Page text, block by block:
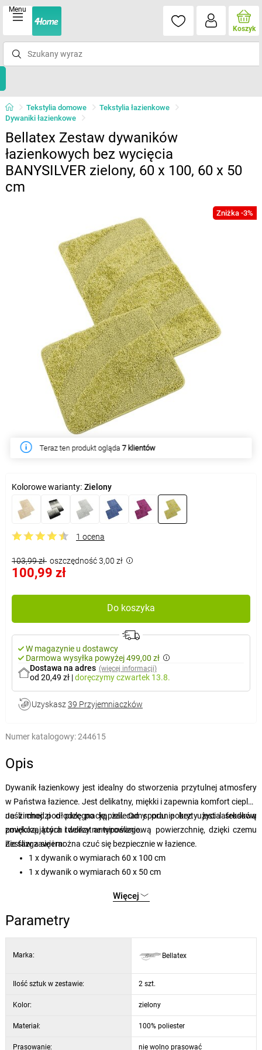
Menu
Koszyk
Tekstylia domowe
Tekstylia łazienkowe
Dywaniki łazienkowe
Bellatex Zestaw dywaników
łazienkowych bez wycięcia
BANYSILVER zielony, 60 x 100, 60 x 50
cm
Zniżka -3%
Teraz ten produkt ogląda7 klientów
W tym tygodniu produkt kupiło5 klientów
Kolorowe warianty: Zielony
1 ocena
103,99 zł oszczędność 3,00 zł
100,99 zł
Do koszyka
W magazynie u dostawcy
Darmowa wysyłka powyżej 499,00 zł
Dostawa na adres (więcej informacji)
od 20,49 zł |doręczymyczwartek 13.8.
Uzyskasz 39 Przyjemniaczków
Numer katalogowy:244615
Opis
Dywanik łazienkowy jest idealny do stworzenia przytulnej atmosfery
w Państwa łazience. Jest delikatny, miękki i zapewnia komfort cieplny
na zimnej podłodze po kąpieli. Od spodu pokryty jest lateksową
powłoką, która tworzy antypoślizgową powierzchnię, dzięki czemu
nie ślizga się i można czuć się bezpiecznie w łazience.
Jeśli chodzi o pielęgnację, zalecamy pranie bez użycia środków
zmiękczających i delikatne wirowanie.
Zestaw zawiera:
1 x dywanik o wymiarach 60 x 100 cm
1 x dywanik o wymiarach 60 x 50 cm
Więcej
Parametry
Marka: Bellatex
Ilość sztuk w zestawie: 2 szt.
Kolor: zielony
Materiał: 100% poliester
Prasowanie: nie wolno prasować